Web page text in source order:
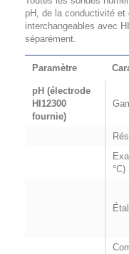
pH, de la conductivité et
interchangeables avec
séparément.
Paramètre
pH (électrode
HI12300
fournie)
°C)